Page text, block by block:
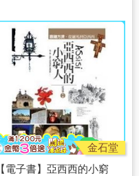
金石堂
【電子書】亞西西的小窮